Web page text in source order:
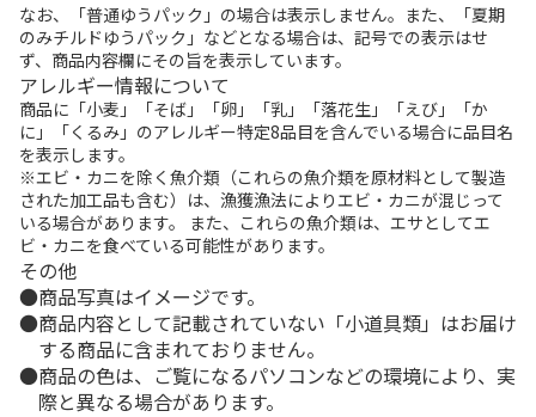
なお、「普通ゆうパック」の場合は表示しません。また、「夏期
のみチルドゆうパック」などとなる場合は、記号での表示はせ
ず、商品内容欄にその旨を表示しています。
アレルギー情報について
商品に「小麦」「そば」「卵」「乳」「落花生」「えび」「か
に」「くるみ」のアレルギー特定8品目を含んでいる場合に品目名
を表示します。
※エビ・カニを除く魚介類（これらの魚介類を原材料として製造
された加工品も含む）は、漁獲漁法によりエビ・カニが混じって
いる場合があります。 また、これらの魚介類は、エサとしてエ
ビ・カニを食べている可能性があります。
その他
商品写真はイメージです。
商品内容として記載されていない「小道具類」はお届け
する商品に含まれておりません。
商品の色は、ご覧になるパソコンなどの環境により、実
際と異なる場合があります。